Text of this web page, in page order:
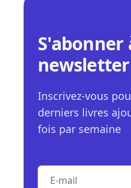
S'abonner
newsletter
Inscrivez-vous
derniers livres
fois par semaine